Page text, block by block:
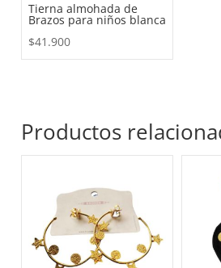
Tierna almohada de
Brazos para niños blanca
$41.900
Productos